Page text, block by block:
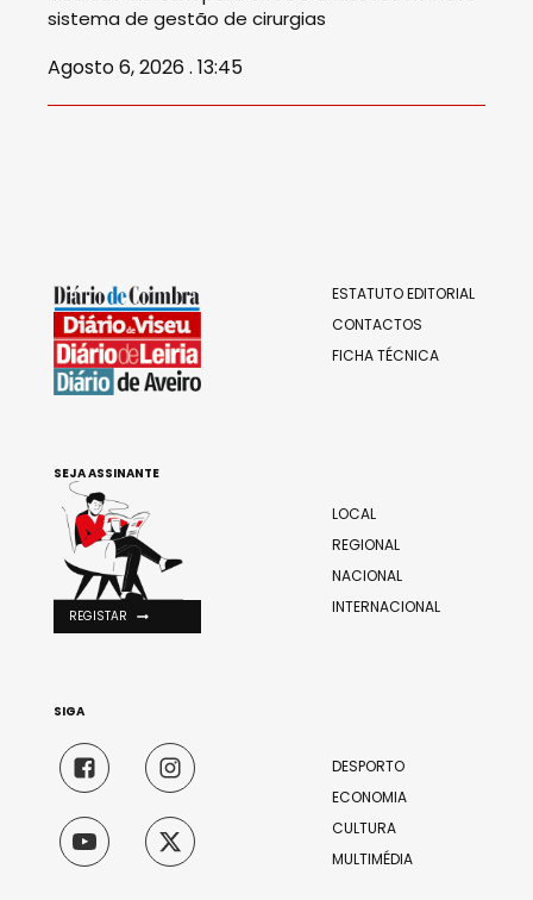
sistema de gestão de cirurgias
Agosto 6, 2026 . 13:45
ESTATUTO EDITORIAL
CONTACTOS
FICHA TÉCNICA
LOCAL
REGIONAL
NACIONAL
INTERNACIONAL
DESPORTO
ECONOMIA
CULTURA
MULTIMÉDIA
SEJA ASSINANTE
REGISTAR
SIGA